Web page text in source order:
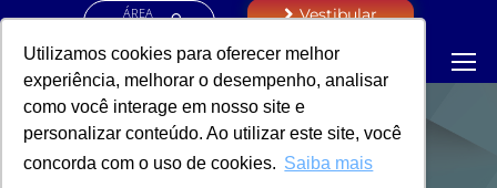
Utilizamos cookies para oferecer melhor
experiência, melhorar o desempenho, analisar
como você interage em nosso site e
personalizar conteúdo. Ao utilizar este site, você
concorda com o uso de cookies. Saiba mais
ÁREA
Vestibular
NOTÍCIAS